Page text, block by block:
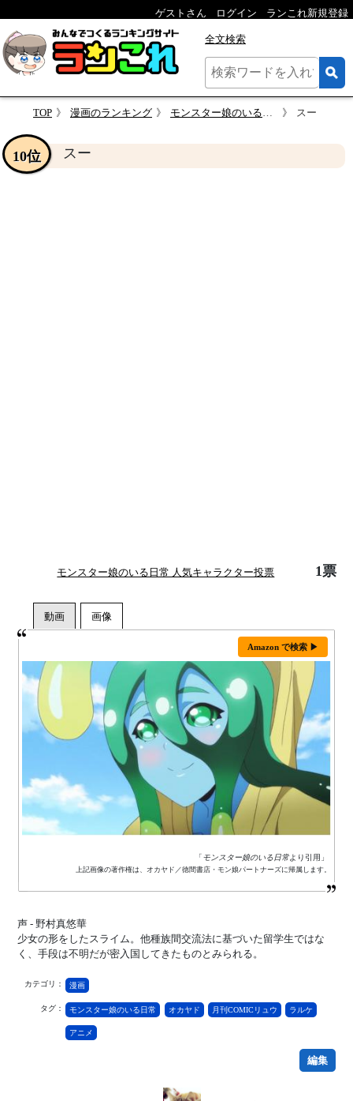
ゲストさん ログイン ランこれ新規登録
全文検索
TOP 漫画のランキング モンスター娘のいる日常 人気キャラクター投票 スー
スー
10位
モンスター娘のいる日常 人気キャラクター投票 1票
Amazon で検索 ▶
「モンスター娘のいる日常より引用」
上記画像の著作権は、オカヤド／徳間書店・モン娘パートナーズに帰属します。
声 - 野村真悠華
少女の形をしたスライム。他種族間交流法に基づいた留学生ではな
く、手段は不明だが密入国してきたものとみられる。
カテゴリ： 漫画
タグ： モンスター娘のいる日常 オカヤド 月刊COMICリュウ ラルケ
アニメ
編集